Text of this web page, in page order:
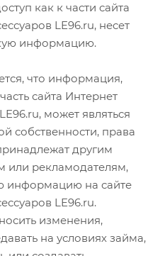
как к части сайта
LE96.ru, несет
информацию.
что информация,
сайта Интернет
может являться
собственности, права
другим
или рекламодателям,
информацию на сайте
LE96.ru.
изменения,
на условиях займа,